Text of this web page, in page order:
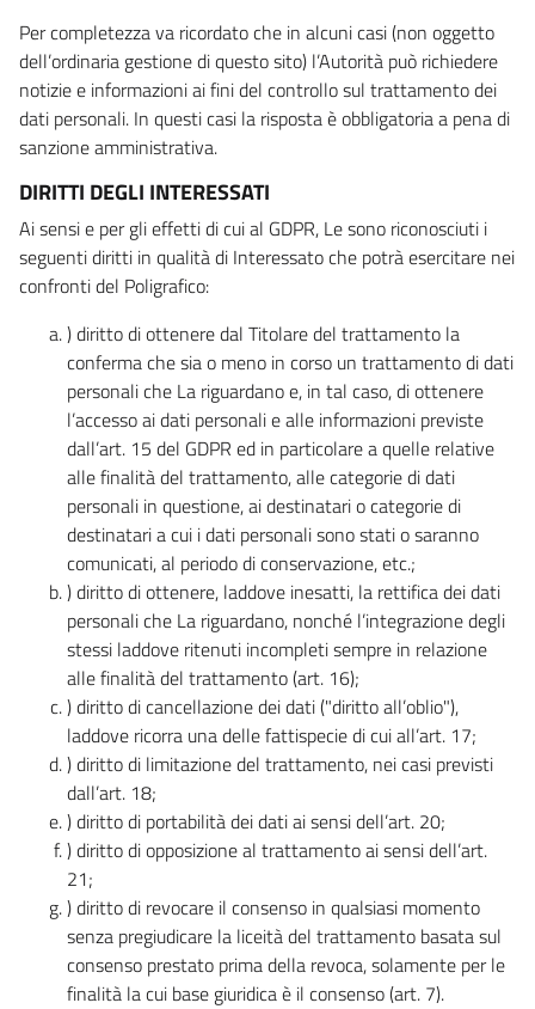
Per completezza va ricordato che in alcuni casi (non oggetto
dell’ordinaria gestione di questo sito) l’Autorità può richiedere
notizie e informazioni ai fini del controllo sul trattamento dei
dati personali. In questi casi la risposta è obbligatoria a pena di
sanzione amministrativa.
DIRITTI DEGLI INTERESSATI
Ai sensi e per gli effetti di cui al GDPR, Le sono riconosciuti i
seguenti diritti in qualità di Interessato che potrà esercitare nei
confronti del Poligrafico:
) diritto di ottenere dal Titolare del trattamento la
conferma che sia o meno in corso un trattamento di dati
personali che La riguardano e, in tal caso, di ottenere
l’accesso ai dati personali e alle informazioni previste
dall’art. 15 del GDPR ed in particolare a quelle relative
alle finalità del trattamento, alle categorie di dati
personali in questione, ai destinatari o categorie di
destinatari a cui i dati personali sono stati o saranno
comunicati, al periodo di conservazione, etc.;
) diritto di ottenere, laddove inesatti, la rettifica dei dati
personali che La riguardano, nonché l’integrazione degli
stessi laddove ritenuti incompleti sempre in relazione
alle finalità del trattamento (art. 16);
) diritto di cancellazione dei dati ("diritto all’oblio"),
laddove ricorra una delle fattispecie di cui all’art. 17;
) diritto di limitazione del trattamento, nei casi previsti
dall’art. 18;
) diritto di portabilità dei dati ai sensi dell’art. 20;
) diritto di opposizione al trattamento ai sensi dell’art.
21;
) diritto di revocare il consenso in qualsiasi momento
senza pregiudicare la liceità del trattamento basata sul
consenso prestato prima della revoca, solamente per le
finalità la cui base giuridica è il consenso (art. 7).